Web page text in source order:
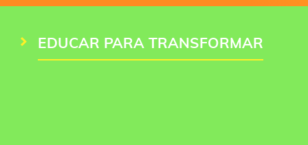
EDUCAR PARA TRANSFORMAR